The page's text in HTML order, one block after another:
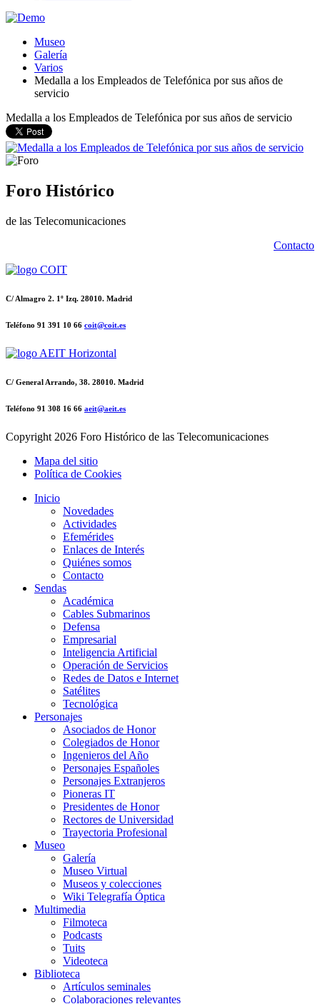
Museo
Galería
Varios
Medalla a los Empleados de Telefónica por sus años de
servicio
Medalla a los Empleados de Telefónica por sus años de servicio
Foro Histórico
de las Telecomunicaciones
Contacto
C/ Almagro 2. 1º Izq. 28010. Madrid
Teléfono 91 391 10 66 coit@coit.es
C/ General Arrando, 38. 28010. Madrid
Teléfono 91 308 16 66 aeit@aeit.es
Copyright 2026 Foro Histórico de las Telecomunicaciones
Mapa del sitio
Política de Cookies
Inicio
Novedades
Actividades
Efemérides
Enlaces de Interés
Quiénes somos
Contacto
Sendas
Académica
Cables Submarinos
Defensa
Empresarial
Inteligencia Artificial
Operación de Servicios
Redes de Datos e Internet
Satélites
Tecnológica
Personajes
Asociados de Honor
Colegiados de Honor
Ingenieros del Año
Personajes Españoles
Personajes Extranjeros
Pioneras IT
Presidentes de Honor
Rectores de Universidad
Trayectoria Profesional
Museo
Galería
Museo Virtual
Museos y colecciones
Wiki Telegrafía Óptica
Multimedia
Filmoteca
Podcasts
Tuits
Videoteca
Biblioteca
Artículos seminales
Colaboraciones relevantes